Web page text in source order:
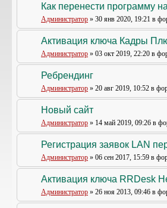
Как перенести программу
Администратор » 30 янв 2020, 19:21 в
Активация ключа Кадры
Администратор » 03 окт 2019, 22:20 в
Ребрендинг
Администратор » 20 авг 2019, 10:52 в
Новый сайт
Администратор » 14 май 2019, 09:26 в
Регистрация заявок LAN
Администратор » 06 сен 2017, 15:59 в
Активация ключа RRDesk
Администратор » 26 ноя 2013, 09:46 в